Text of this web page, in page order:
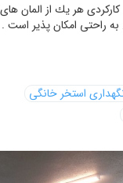
هر یك از المان
راحتی امكان پذیر است .
استخر خانگی